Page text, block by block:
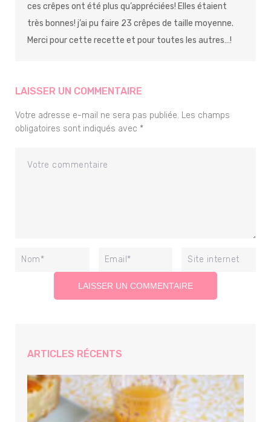
ces crêpes ont été plus qu’appréciées! Elles étaient
très bonnes! j’ai pu faire 23 crêpes de taille moyenne.
Merci pour cette recette et pour toutes les autres…!
LAISSER UN COMMENTAIRE
Votre adresse e-mail ne sera pas publiée. Les champs
obligatoires sont indiqués avec *
ARTICLES RÉCENTS